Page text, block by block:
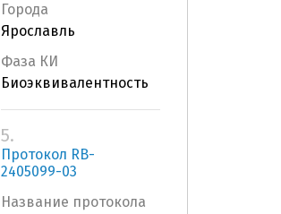
Города
Ярославль
Фаза КИ
Биоэквивалентность
5.
Протокол RB-
2405099-03
Название протокола